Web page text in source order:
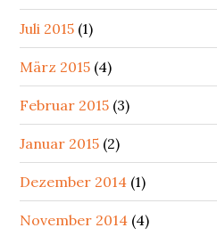
Juli 2015 (1)
März 2015 (4)
Februar 2015 (3)
Januar 2015 (2)
Dezember 2014 (1)
November 2014 (4)